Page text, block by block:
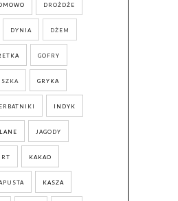
DROŻDŻE
DYNIA DŻEM
GOFRY
GRYKA
INDYK
JAGODY
KAKAO
KASZA